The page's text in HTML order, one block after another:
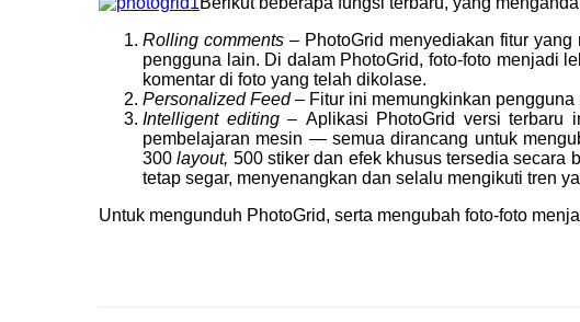
Rolling comments – PhotoGrid menyediakan fitur
pengguna lain. Di dalam PhotoGrid, foto-foto menjadi
komentar di foto yang telah dikolase.
Personalized Feed – Fitur ini memungkinkan pengguna
Intelligent editing – Aplikasi PhotoGrid versi terbaru
pembelajaran mesin — semua dirancang untuk
300layout, 500 stiker dan efek khusus tersedia secara
tetap segar, menyenangkan dan selalu mengikuti tren
Untuk mengunduh PhotoGrid, serta mengubah foto-foto